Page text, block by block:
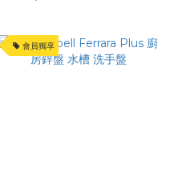
會員獨享